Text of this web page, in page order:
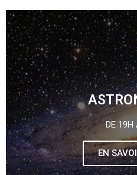
DE 19H
EN